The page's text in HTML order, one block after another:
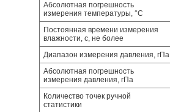
Абсолютная погрешность
измерения температуры, °С
Постоянная времени измерения
влажности, с, не более
Диапазон измерения давления, гПа
Абсолютная погрешность
измерения давления, гПа
Количество точек ручной
статистики